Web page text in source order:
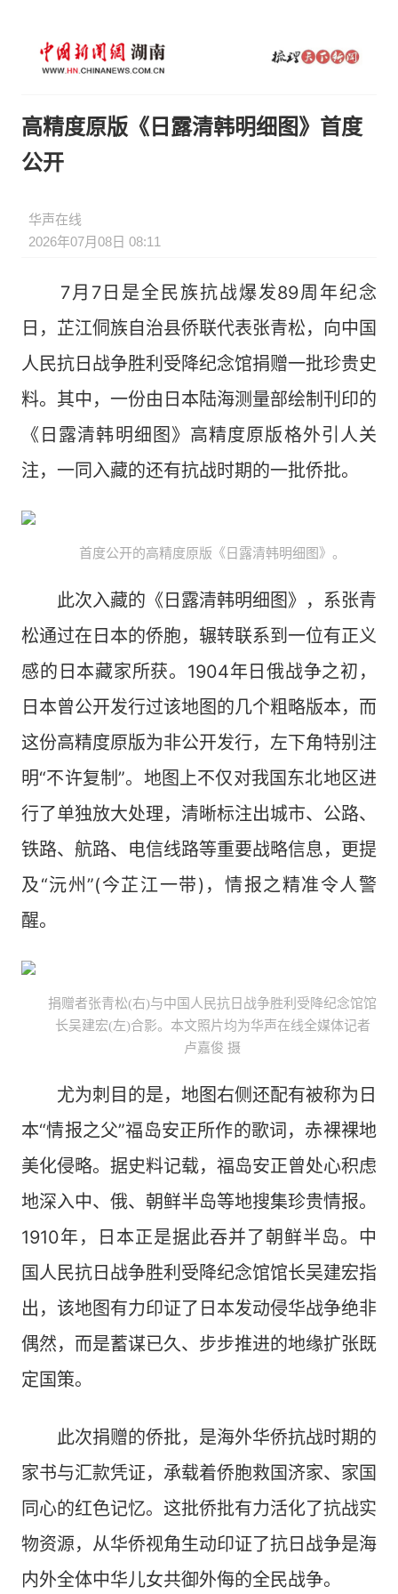
高精度原版《日露清韩明细图》首度
公开
华声在线
2026年07月08日 08:11
7月7日是全民族抗战爆发89周年纪念
日，芷江侗族自治县侨联代表张青松，向中国
人民抗日战争胜利受降纪念馆捐赠一批珍贵史
料。其中，一份由日本陆海测量部绘制刊印的
《日露清韩明细图》高精度原版格外引人关
注，一同入藏的还有抗战时期的一批侨批。
首度公开的高精度原版《日露清韩明细图》。​
此次入藏的《日露清韩明细图》，系张青
松通过在日本的侨胞，辗转联系到一位有正义
感的日本藏家所获。1904年日俄战争之初，
日本曾公开发行过该地图的几个粗略版本，而
这份高精度原版为非公开发行，左下角特别注
明“不许复制”。地图上不仅对我国东北地区进
行了单独放大处理，清晰标注出城市、公路、
铁路、航路、电信线路等重要战略信息，更提
及“沅州”(今芷江一带)，情报之精准令人警
醒。
捐赠者张青松(右)与中国人民抗日战争胜利受降纪念馆馆
长吴建宏(左)合影。本文照片均为华声在线全媒体记者
卢嘉俊 摄​
尤为刺目的是，地图右侧还配有被称为日
本“情报之父”福岛安正所作的歌词，赤裸裸地
美化侵略。据史料记载，福岛安正曾处心积虑
地深入中、俄、朝鲜半岛等地搜集珍贵情报。
1910年，日本正是据此吞并了朝鲜半岛。中
国人民抗日战争胜利受降纪念馆馆长吴建宏指
出，该地图有力印证了日本发动侵华战争绝非
偶然，而是蓄谋已久、步步推进的地缘扩张既
定国策。
此次捐赠的侨批，是海外华侨抗战时期的
家书与汇款凭证，承载着侨胞救国济家、家国
同心的红色记忆。这批侨批有力活化了抗战实
物资源，从华侨视角生动印证了抗日战争是海
内外全体中华儿女共御外侮的全民战争。